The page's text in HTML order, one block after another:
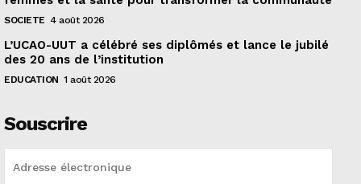
SOCIETE 4 août 2026
L’UCAO-UUT a célébré ses diplômés et lance le jubilé
des 20 ans de l’institution
EDUCATION 1 août 2026
Souscrire